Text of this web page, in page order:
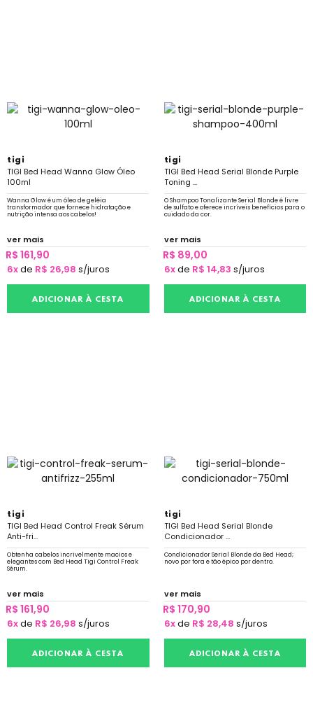
tigi
TIGI Bed Head Wanna Glow Óleo
100ml
Wanna Glow é um óleo de geléia
transformador que fornece hidratação e
nutrição intensa aos cabelos!
ver mais
R$ 161,90
6xde R$ 26,98 s/juros
ADICIONAR À CESTA
tigi
TIGI Bed Head Serial Blonde Purple
Toning ...
O Shampoo Tonalizante Serial Blonde é livre
de sulfato e oferece incríveis benefícios para o
cuidado da cor.
ver mais
R$ 89,00
6xde R$ 14,83 s/juros
ADICIONAR À CESTA
tigi
TIGI Bed Head Control Freak Sérum
Anti-fri...
Obtenha cabelos incrivelmente macios e
elegantes com Bed Head Tigi Control Freak
Sérum.
ver mais
R$ 161,90
6xde R$ 26,98 s/juros
ADICIONAR À CESTA
tigi
TIGI Bed Head Serial Blonde
Condicionador ...
Condicionador Serial Blonde da Bed Head;
novo por fora e tão épico por dentro.
ver mais
R$ 170,90
6xde R$ 28,48 s/juros
ADICIONAR À CESTA